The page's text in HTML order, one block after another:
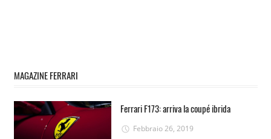
MAGAZINE FERRARI
Ferrari F173: arriva la coupé ibrida
Febbraio 26, 2019